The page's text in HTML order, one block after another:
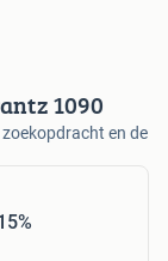
1090
en de